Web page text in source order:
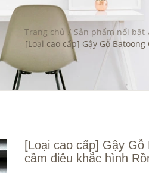
Trang chủ / Sản phẩm nổi bật
[Loại cao cấp] Gậy Gỗ
[Loại cao cấp] Gậy
cầm điêu khắc hình